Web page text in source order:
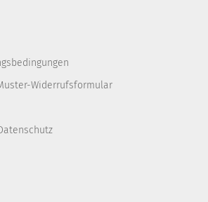
Widerrufsformular